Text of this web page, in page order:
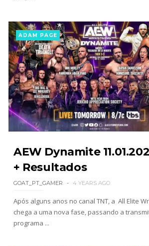
ADAM PAGE
AEW Dynamite
+ Resultados
GOAT_PT_GAMER 4 YEARS AGO
Após alguns anos no canal TNT, a All Elite
chega a uma nova fase, passando a
programa ...